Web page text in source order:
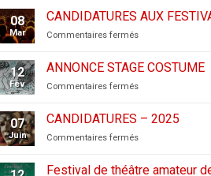
08
Mar
CANDIDATURES AUX
Commentaires ferméssur
AUX
FESTIVALS
–
12
Fév
ANNONCE STAGE COSTUME
Commentaires ferméssur
STAGE
COSTUME
07
Juin
CANDIDATURES – 2025
Commentaires ferméssur
Festival de théâtre amateur